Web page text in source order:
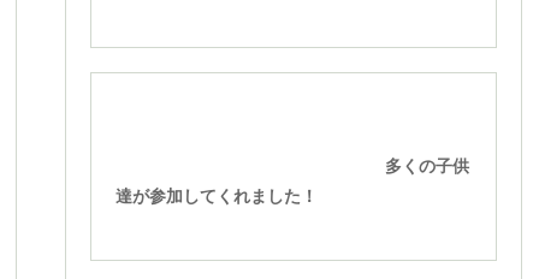
多くの子供
達が参加してくれました！